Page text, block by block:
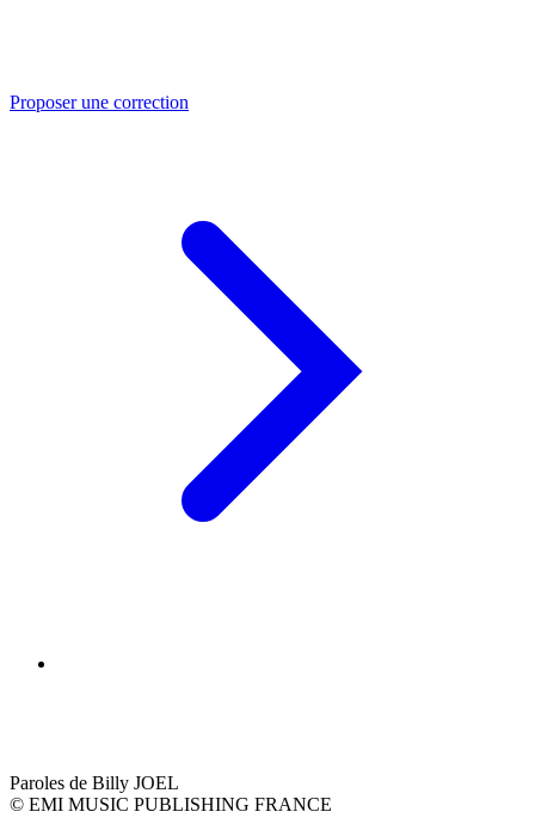
Proposer une correction
Paroles de Billy JOEL
© EMI MUSIC PUBLISHING FRANCE